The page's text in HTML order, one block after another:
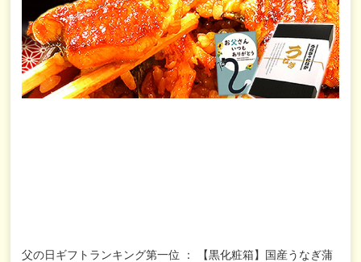
父の日ギフトランキング第一位 ： 【黒化粧箱】国産うなぎ蒲